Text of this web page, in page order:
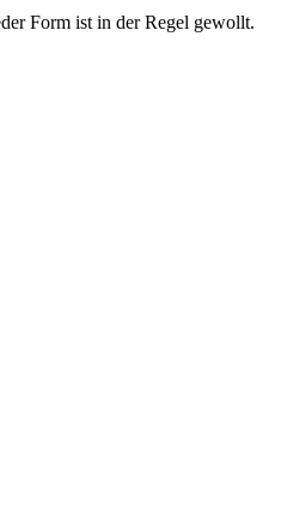
Form ist in der Regel gewollt.